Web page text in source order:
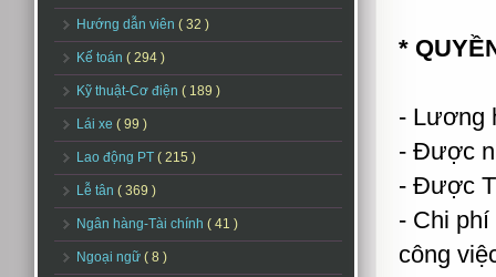
Hướng dẫn viên ( 32 )
Kế toán ( 294 )
Kỹ thuật-Cơ điện ( 189 )
Lái xe ( 99 )
Lao động PT ( 215 )
Lễ tân ( 369 )
Ngân hàng-Tài chính ( 41 )
Ngoại ngữ ( 8 )
*
- Lương
- Được
- Được
- Chi phí
công